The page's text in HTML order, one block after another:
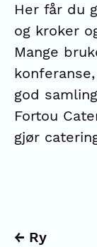
Her får du
og kroker
Mange
god
Fortou
gjør
Ry